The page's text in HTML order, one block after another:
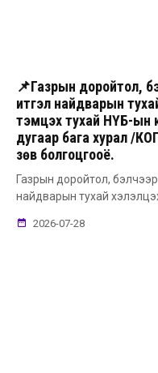
📌Газрын доройтол,
итгэл найдварын
тэмцэх тухай НҮБ-ын
дугаар бага хурал /
зөв болгоцгооё.
Газрын доройтол,
найдварын тухай
2026-07-28